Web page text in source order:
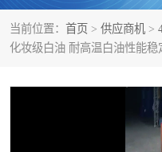
当前位置： 首页 > 供应商机 >
化妆级白油 耐高温白油性能稳
异构烷烃